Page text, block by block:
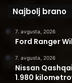
Najbolj brano
7. avgusta, 2026
Ford Ranger
7. avgusta, 2026
Nissan
1.980